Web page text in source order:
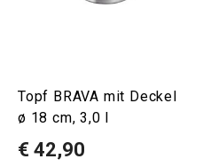
Topf BRAVA mit Deckel
ø 18 cm, 3,0 l
€ 42,90